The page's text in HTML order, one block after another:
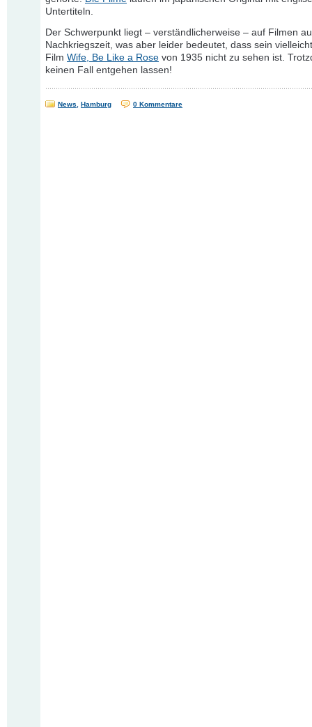
Untertiteln.
Der Schwerpunkt liegt – verständlicherweise – auf Filmen
Nachkriegszeit, was aber leider bedeutet, dass sein
Film Wife, Be Like a Rose von 1935 nicht zu sehen ist.
keinen Fall entgehen lassen!
News Hamburg 0 Kommentare